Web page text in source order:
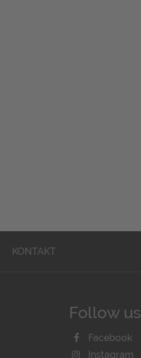
KONTAKT
Follow us
Facebook
Instagram